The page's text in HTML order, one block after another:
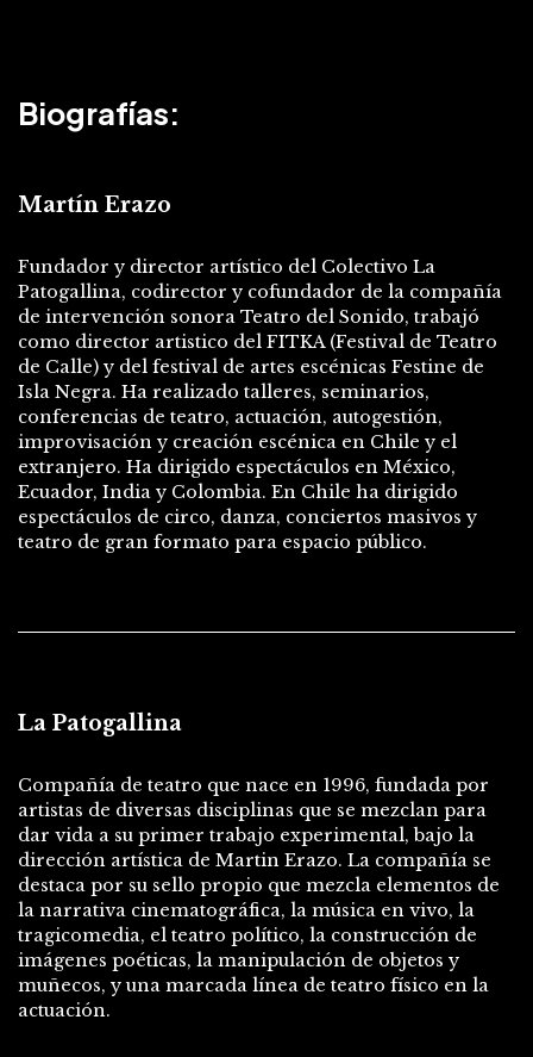
Biografías:
Martín Erazo
Fundador y director artístico del Colectivo La
Patogallina, codirector y cofundador de la compañía
de intervención sonora Teatro del Sonido, trabajó
como director artistico del FITKA (Festival de Teatro
de Calle) y del festival de artes escénicas Festine de
Isla Negra. Ha realizado talleres, seminarios,
conferencias de teatro, actuación, autogestión,
improvisación y creación escénica en Chile y el
extranjero. Ha dirigido espectáculos en México,
Ecuador, India y Colombia. En Chile ha dirigido
espectáculos de circo, danza, conciertos masivos y
teatro de gran formato para espacio público.
La Patogallina
Compañía de teatro que nace en 1996, fundada por
artistas de diversas disciplinas que se mezclan para
dar vida a su primer trabajo experimental, bajo la
dirección artística de Martin Erazo. La compañía se
destaca por su sello propio que mezcla elementos de
la narrativa cinematográfica, la música en vivo, la
tragicomedia, el teatro político, la construcción de
imágenes poéticas, la manipulación de objetos y
muñecos, y una marcada línea de teatro físico en la
actuación.